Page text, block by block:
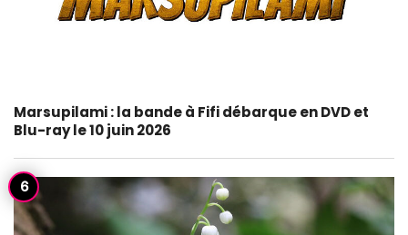
Marsupilami : la bande à Fifi débarque en DVD et
Blu-ray le 10 juin 2026